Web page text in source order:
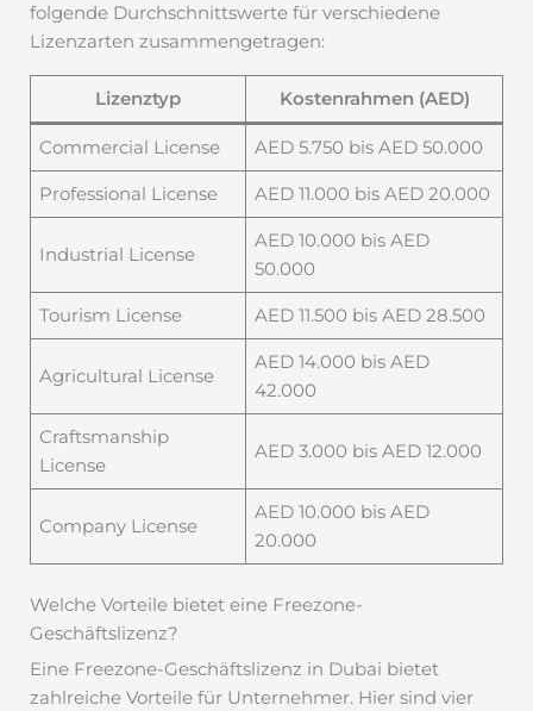
folgende Durchschnittswerte für verschiedene
Lizenzarten zusammengetragen:
Lizenztyp Kostenrahmen (AED)
Commercial License AED 5.750 bis AED 50.000
Professional License AED 11.000 bis AED 20.000
Industrial License
AED 10.000 bis AED
50.000
Tourism License AED 11.500 bis AED 28.500
Agricultural License
AED 14.000 bis AED
42.000
Craftsmanship
License
AED 3.000 bis AED 12.000
Company License
AED 10.000 bis AED
20.000
Welche Vorteile bietet eine Freezone-
Geschäftslizenz?
Eine Freezone-Geschäftslizenz in Dubai bietet
zahlreiche Vorteile für Unternehmer. Hier sind vier